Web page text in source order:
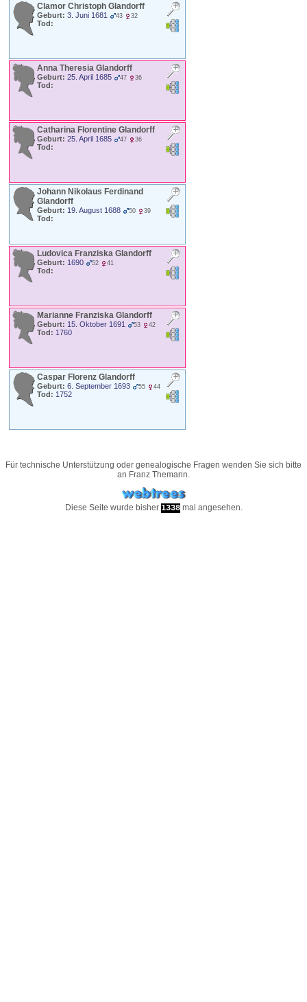
Clamor Christoph Glandorff
Geburt: 3. Juni 1681 43 32
Tod:
Anna Theresia Glandorff
Geburt: 25. April 1685 47 36
Tod:
Catharina Florentine Glandorff
Geburt: 25. April 1685 47 36
Tod:
Johann Nikolaus Ferdinand
Glandorff
Geburt: 19. August 1688 50 39
Tod:
Ludovica Franziska Glandorff
Geburt: 1690 52 41
Tod:
Marianne Franziska Glandorff
Geburt: 15. Oktober 1691 53 42
Tod: 1760
Caspar Florenz Glandorff
Geburt: 6. September 1693 55 44
Tod: 1752
Für technische Unterstützung oder genealogische Fragen wenden Sie sich bitte
an Franz Themann.
Diese Seite wurde bisher 1338mal angesehen.